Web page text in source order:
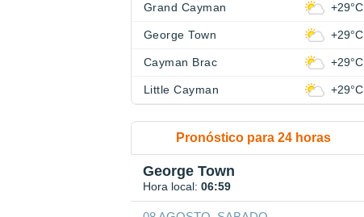
Grand Cayman +29°C
George Town +29°C
Cayman Brac +29°C
Little Cayman +29°C
Pronóstico para 24 horas
George Town
Hora local: 06:59